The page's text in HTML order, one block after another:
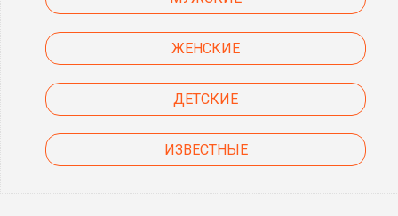
ЖЕНСКИЕ
ДЕТСКИЕ
ИЗВЕСТНЫЕ